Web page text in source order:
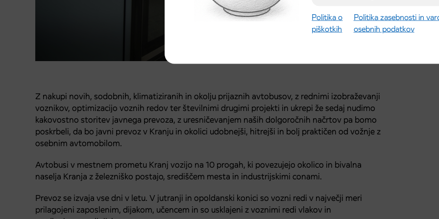
Politika o
piškotkih
Politika zasebnosti in
osebnih podatkov
Z nakupi novih, sodobnih, klimatiziranih in okolju prijaznih avtobusov, z rednimi izobraževanji
voznikov, optimizacijo voznih redov ter številnimi drugimi projekti in ukrepi že sedaj nudimo
kakovostno storitev javnega prevoza, z uresničevanjem naših dolgoročnih načrtov pa bomo
poskrbeli, da bo javni prevoz v Kranju in okolici udobnejši, hitrejši in bolj praktičen od vožnje z
osebnim avtomobilom.
Avtobusi v mestnem prometu Kranj vozijo na 10 progah, ki povezujejo okolico in bivalna
naselja Kranja z železniško postajo, središčem mesta in industrijskimi conami.
Prevoz se izvaja vse dni v letu. V jutranji in opoldanski konici so vozni redi v največji meri
prilagojeni zaposlenim, dijakom, učencem in so usklajeni z voznimi redi vlakov in